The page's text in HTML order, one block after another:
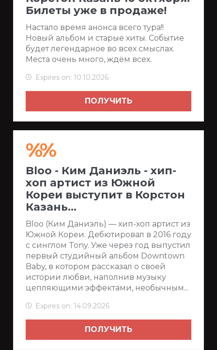
Билеты уже в продаже!
Настало время анонса всего тура!!
Новый альбом и старые хиты. Событие
будет легендарное во всех смыслах.
Места очень много, ждём всех.
Expires on: 10.10.2026
ПОЛУЧИТЬ
%%
Bloo - Ким Даниэль - хип-
хоп артист из Южной
Кореи выступит в Корстон
Казань...
Bloo (Ким Даниэль) — хип-хоп артист из
Южной Кореи. Дебютировал в 2016 году
с синглом Tony. Уже через год выпустил
первый студийный альбом Downtown
Baby, в котором рассказал о своей
истории любви, наполнив музыку
цепляющими эффектами, необычным...
Expires on: 14.09.2026
ПОЛУЧИТЬ